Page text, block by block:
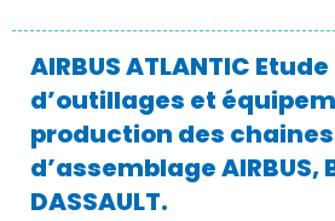
AIRBUS ATLANTIC
d’outillages et
production des chaines
d’assemblage AIRBUS,
DASSAULT.